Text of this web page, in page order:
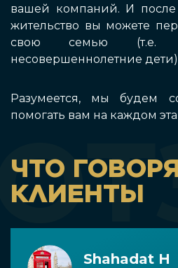
вашей компаний. И
жительство вы можете
свою семью
несовершеннолетние
Разумеется, мы будем
помогать вам на каждом
ЧТО
КЛИЕНТЫ
Shahadat H